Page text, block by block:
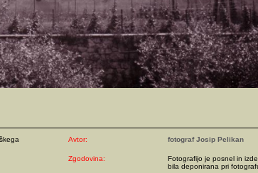
Avtor: fotograf Josip Pelikan
Zgodovina:
Fotografijo je posnel in
bila deponirana pri